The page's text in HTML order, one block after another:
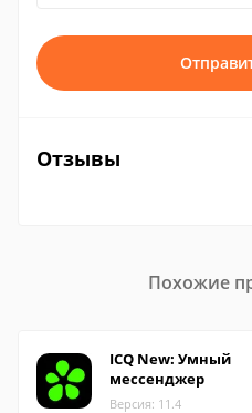
Отзывы
Похожие
ICQ New: Умный
мессенджер
Версия: 11.4